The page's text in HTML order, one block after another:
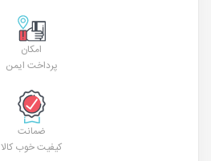
امکان
پرداخت ایمن
ضمانت
کیفیت خوب کالا